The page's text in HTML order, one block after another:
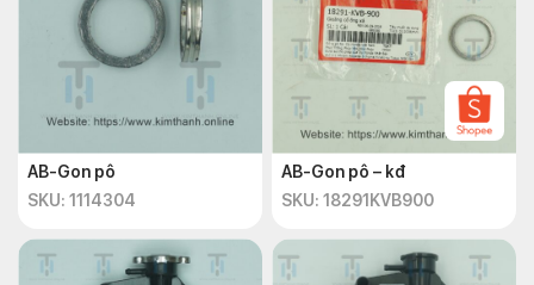
AB-Gon pô
SKU: 1114304
AB-Gon pô – kđ
SKU: 18291KVB900